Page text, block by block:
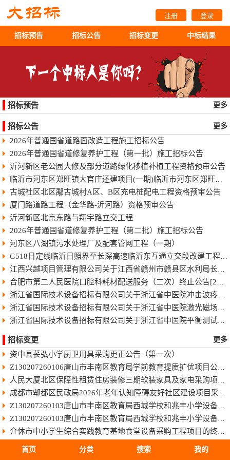
注册 登录
招标预告 招标公告 招标变更 中标结果
招标预告 更多
招标公告 更多
2026年普通国省道路面改造工程施工招标公告
2026年普通国省道修复养护工程（第一批）施工招标公告
沂河新区老公园大修及部分道路绿化移植补植工程资格预审公告
临沂市河东区郑旺镇大官庄还建项目(一期)临沂市河东区郑旺镇大官庄还建项目（一期）
古城社区北区鄅古城村A区、B区充电桩配电工程资格预审公告
厦门路道路工程（金华路-沂河路）资格预审公告
沂河新区北京东路与翔宇路立交工程
2026年普通国省道修复养护工程（第二批）施工招标公告
河东区八湖镇污水处理厂及配套管网工程（一期）
G518日定线临沂日照界至长深高速临沂东互通立交段改建工程快速化智慧公路施工招标公告
江西兴越项目管理有限公司关于江西省赣州市赣县区水利局长臂型中型蓝藻打捞干化一体船采购（项目编号：JXXY2026-GX-J002）的电子化竞争性谈判公告
合肥市第二人民医院口腔科耗材配送服务（二次）终止公告[2026]
浙江省国际技术设备招标有限公司关于浙江省中医院冲击波疼痛治疗仪项目中标(成交)结果公告
浙江省国际技术设备招标有限公司关于浙江省中医院激光磁场理疗仪项目中标(成交)结果公告
浙江省国际技术设备招标有限公司关于浙江省中医院平衡测试及训练系统项目中标(成交)结果公告
招标变更 更多
资中县苌弘小学厨卫用具采购更正公告（第一次）
Z130207260106唐山市丰南区教育局学前教育提质扩优项目公开招标
人民大厦北区保障性租赁住房装修三期软装家具及家电采购项目（项目编号：GXAD2026-G1-00001-GXLC）中标单位商务标作为附件上传的公告
成都市郫都区民政局2026年老年认知障碍友好社区建设项目采购更正公告（第一次）
Z130207260103唐山市丰南区教育局西城学校和兆丰小学设备购置项目公开招标[澄清公告]
Z130207260103唐山市丰南区教育局西城学校和兆丰小学设备购置项目公开招标
介休市中小学生综合实践教育基地食堂设备采购工程项目的终止公告
雅安市雨城区人民医院消杀及防护耗材采购项目(三次)结果更正公告（第一次）
首页 分类 搜索 我的